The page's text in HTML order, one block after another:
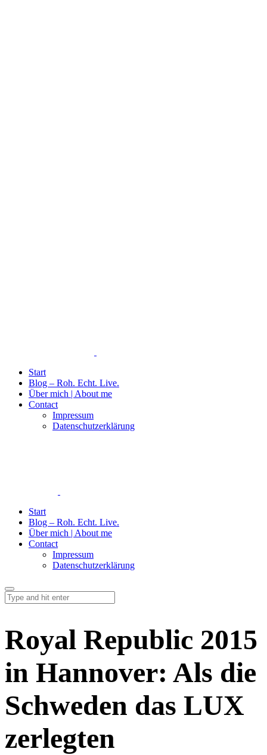
Start
Blog – Roh. Echt. Live.
Über mich | About me
Contact
Impressum
Datenschutzerklärung
Start
Blog – Roh. Echt. Live.
Über mich | About me
Contact
Impressum
Datenschutzerklärung
Royal Republic 2015
in Hannover: Als die
Schweden das LUX
zerlegten